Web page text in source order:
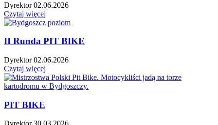
Dyrektor02.06.2026
Czytaj więcej
II Runda PIT BIKE
Dyrektor02.06.2026
Czytaj więcej
PIT BIKE